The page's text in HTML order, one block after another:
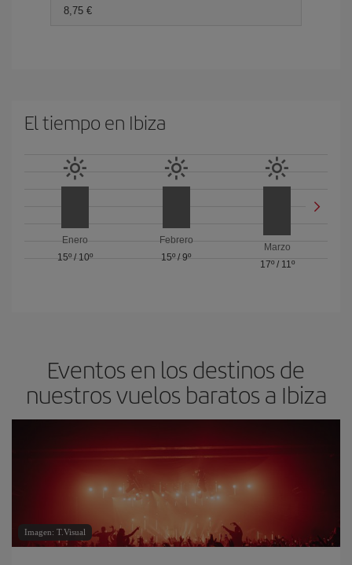
8,75 €
El tiempo en Ibiza
Enero
15º/ 10º
Febrero
15º / 9º
Marzo
17º/ 11º
Eventos en los destinos de
nuestros vuelos baratos a Ibiza
Imagen: T.Visual